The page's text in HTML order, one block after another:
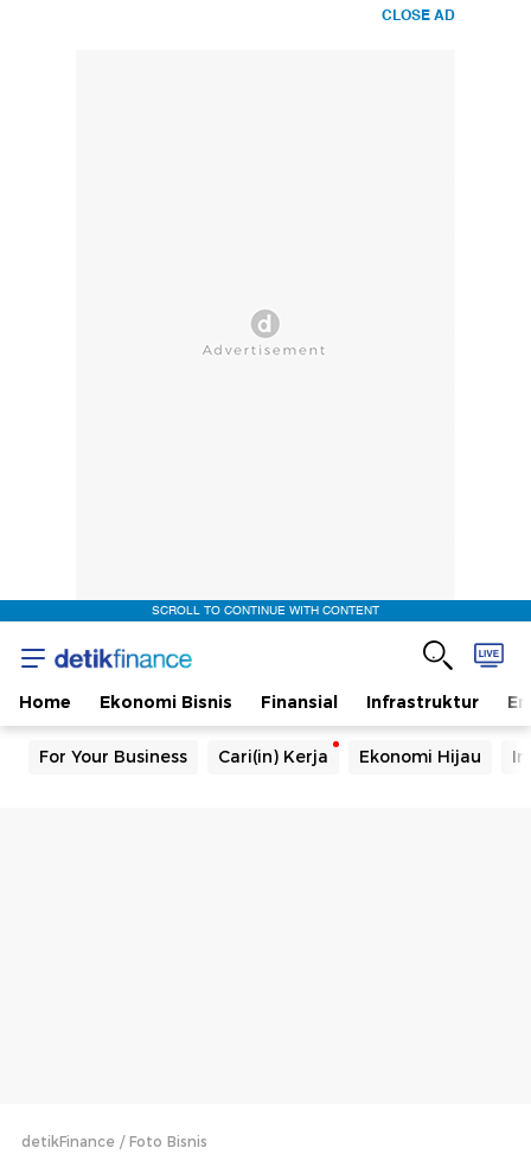
CLOSE AD
SCROLL TO CONTINUE WITH CONTENT
Home Ekonomi Bisnis Finansial Infrastruktur
For Your Business Cari(in) Kerja Ekonomi Hijau
detikFinance Foto Bisnis